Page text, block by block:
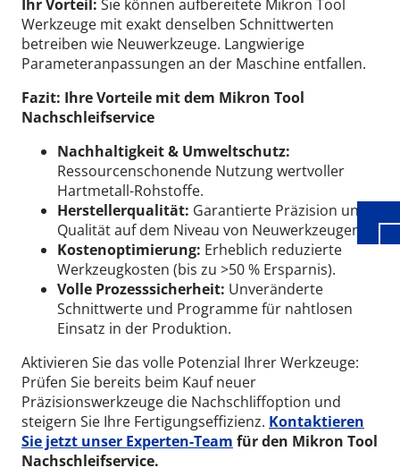
Ihr Vorteil: Sie können aufbereitete Mikron Tool
Werkzeuge mit exakt denselben Schnittwerten
betreiben wie Neuwerkzeuge. Langwierige
Parameteranpassungen an der Maschine entfallen.
Fazit: Ihre Vorteile mit dem Mikron Tool
Nachschleifservice
Nachhaltigkeit & Umweltschutz:
Ressourcenschonende Nutzung wertvoller
Hartmetall-Rohstoffe.
Herstellerqualität: Garantierte Präzision und
Qualität auf dem Niveau von Neuwerkzeugen.
Kostenoptimierung: Erheblich reduzierte
Werkzeugkosten (bis zu >50 % Ersparnis).
Volle Prozesssicherheit: Unveränderte
Schnittwerte und Programme für nahtlosen
Einsatz in der Produktion.
Aktivieren Sie das volle Potenzial Ihrer Werkzeuge:
Prüfen Sie bereits beim Kauf neuer
Präzisionswerkzeuge die Nachschliffoption und
steigern Sie Ihre Fertigungseffizienz. Kontaktieren
Sie jetzt unser Experten-Team für den Mikron Tool
Nachschleifservice.